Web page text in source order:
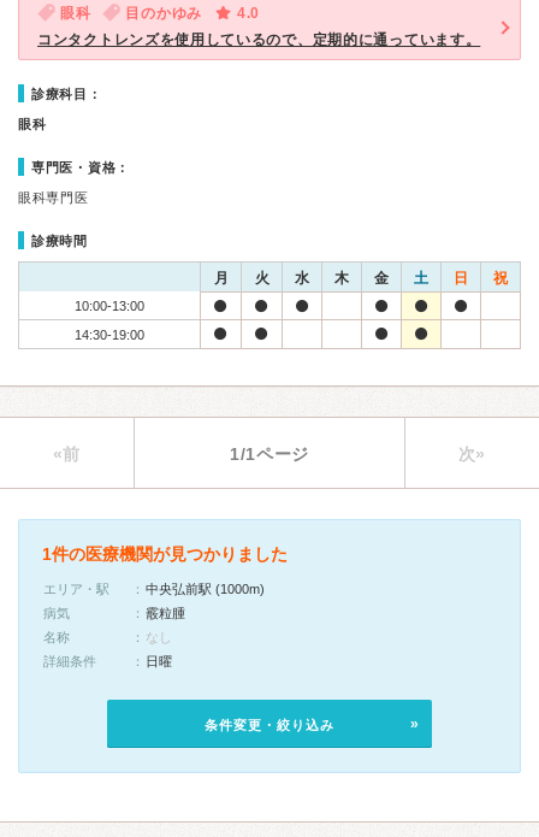
眼科 目のかゆみ
4.0
コンタクトレンズを使用しているので、定期的に通っています。
診療科目：
眼科
専門医・資格：
眼科専門医
診療時間
月 火 水 木 金 土 日 祝
10:00-13:00
14:30-19:00
«前 1/1ページ 次»
1件の医療機関が見つかりました
エリア・駅
中央弘前駅 (1000m)
病気
霰粒腫
名称
なし
詳細条件
日曜
条件変更・絞り込み